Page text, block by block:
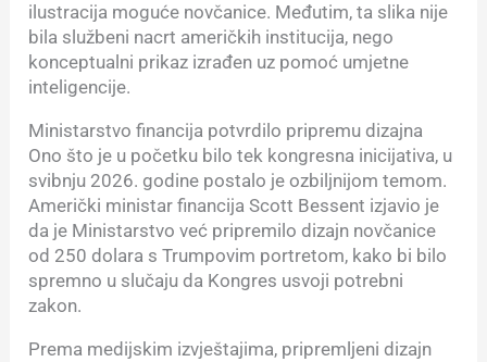
ilustracija moguće novčanice. Međutim, ta slika nije
bila službeni nacrt američkih institucija, nego
konceptualni prikaz izrađen uz pomoć umjetne
inteligencije.
Ministarstvo financija potvrdilo pripremu dizajna
Ono što je u početku bilo tek kongresna inicijativa, u
svibnju 2026. godine postalo je ozbiljnijom temom.
Američki ministar financija Scott Bessent izjavio je
da je Ministarstvo već pripremilo dizajn novčanice
od 250 dolara s Trumpovim portretom, kako bi bilo
spremno u slučaju da Kongres usvoji potrebni
zakon.
Prema medijskim izvještajima, pripremljeni dizajn